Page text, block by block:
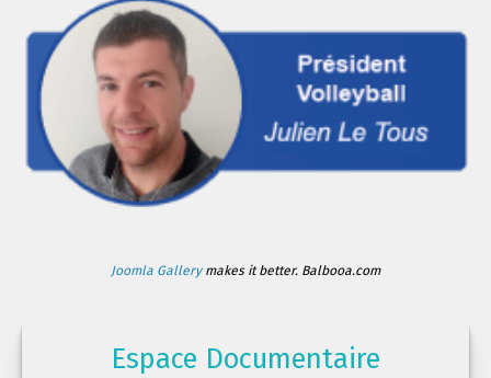
Joomla Gallerymakes it better. Balbooa.com
Espace Documentaire